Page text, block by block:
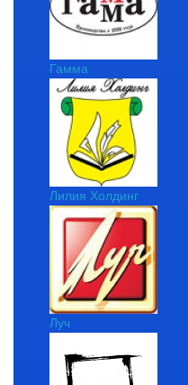
Гамма
Лилия Холдинг
Луч